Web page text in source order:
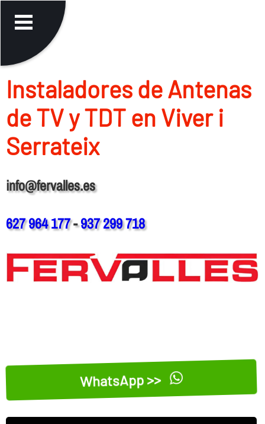
Instaladores de Antenas
de TV y TDT en Viver i
Serrateix
info@fervalles.es
627 964 177-937 299 718
WhatsApp >>